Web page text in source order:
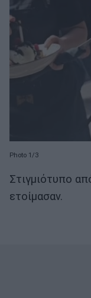
Photo 1/3
Στιγμιότυπο
ετοίμασαν.